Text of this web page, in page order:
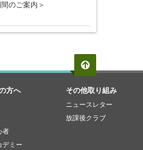
のご案内＞
方へ
者
デミー
その他取り組み
ニュースレター
放課後クラブ